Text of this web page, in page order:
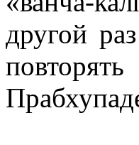
другой